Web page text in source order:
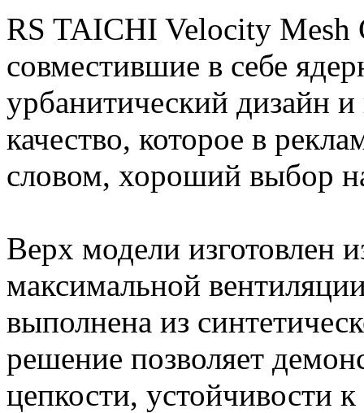
RS TAICHI Velocity Mesh
совместившие в себе
урбанитический дизайн
качество, которое в
словом, хороший выбор
Верх модели изготовлен
максимальной
выполнена из
решение позволяет
цепкости, устойчивости